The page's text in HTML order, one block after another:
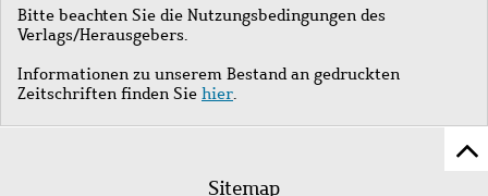
Bitte beachten Sie die Nutzungsbedingungen des
Verlags/Herausgebers.
Informationen zu unserem Bestand an gedruckten
Zeitschriften finden Sie hier.
Fußleistenmenü
Sitemap